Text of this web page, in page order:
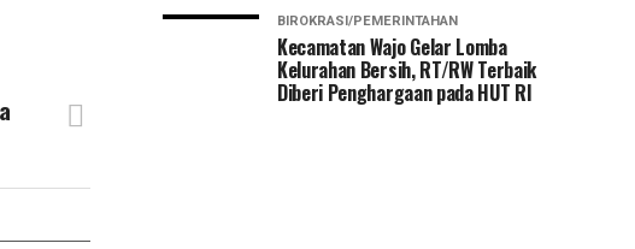
BIROKRASI/PEMERINTAHAN
Kecamatan Wajo Gelar Lomba
Kelurahan Bersih, RT/RW Terbaik
Diberi Penghargaan pada HUT RI